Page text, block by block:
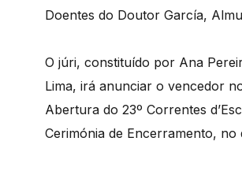
Doentes do Doutor García,
O júri, constituído por Ana
Lima, irá anunciar o vencedor
Abertura do 23º Correntes
Cerimónia de Encerramento,